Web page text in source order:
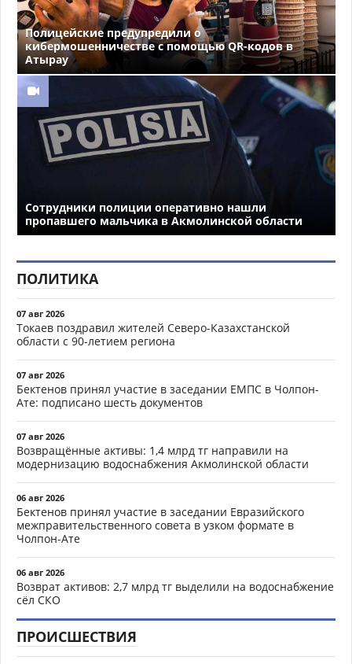
Полицейские предупредили о
кибермошенничестве с помощью QR-кодов в
Атырау
Сотрудники полиции оперативно нашли
пропавшего мальчика в Акмолинской области
ПОЛИТИКА
07 авг 2026
Токаев поздравил жителей Северо-Казахстанской
области с 90-летием региона
07 авг 2026
Бектенов принял участие в заседании ЕМПС в Чолпон-
Ате: подписано шесть документов
07 авг 2026
Возвращённые активы: 1,4 млрд тг направили на
модернизацию водоснабжения Акмолинской области
06 авг 2026
Бектенов принял участие в заседании Евразийского
межправительственного совета в узком формате в
Чолпон-Ате
06 авг 2026
Возврат активов: 2,7 млрд тг выделили на водоснабжение
сёл СКО
ПРОИСШЕСТВИЯ